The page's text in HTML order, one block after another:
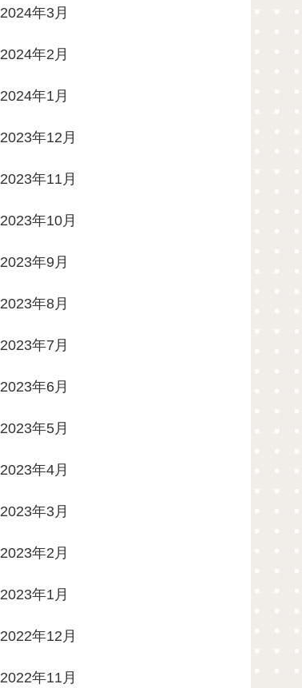
2024年3月
2024年2月
2024年1月
2023年12月
2023年11月
2023年10月
2023年9月
2023年8月
2023年7月
2023年6月
2023年5月
2023年4月
2023年3月
2023年2月
2023年1月
2022年12月
2022年11月